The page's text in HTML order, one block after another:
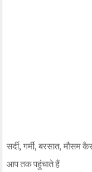
सर्दी, गर्मी, बरसात, मौसम
आप तक पहुंचाते हैं